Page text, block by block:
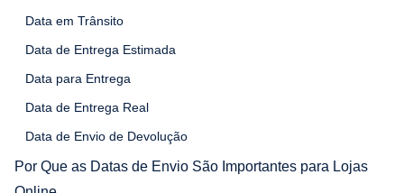
Data em Trânsito
Data de Entrega Estimada
Data para Entrega
Data de Entrega Real
Data de Envio de Devolução
Por Que as Datas de Envio São Importantes para Lojas